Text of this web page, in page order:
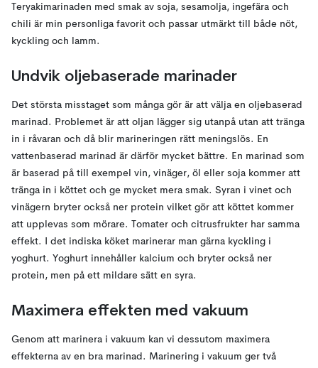
Teryakimarinaden med smak av soja, sesamolja, ingefära och
chili är min personliga favorit och passar utmärkt till både nöt,
kyckling och lamm.
Undvik oljebaserade marinader
Det största misstaget som många gör är att välja en oljebaserad
marinad. Problemet är att oljan lägger sig utanpå utan att tränga
in i råvaran och då blir marineringen rätt meningslös. En
vattenbaserad marinad är därför mycket bättre. En marinad som
är baserad på till exempel vin, vinäger, öl eller soja kommer att
tränga in i köttet och ge mycket mera smak. Syran i vinet och
vinägern bryter också ner protein vilket gör att köttet kommer
att upplevas som mörare. Tomater och citrusfrukter har samma
effekt. I det indiska köket marinerar man gärna kyckling i
yoghurt. Yoghurt innehåller kalcium och bryter också ner
protein, men på ett mildare sätt en syra.
Maximera effekten med vakuum
Genom att marinera i vakuum kan vi dessutom maximera
effekterna av en bra marinad. Marinering i vakuum ger två